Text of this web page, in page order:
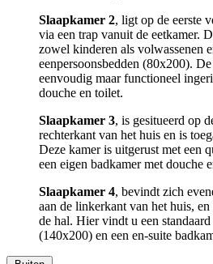
Slaapkamer 2, ligt op de eerste
via een trap vanuit de eetkamer.
zowel kinderen als volwassenen
eenpersoonsbedden (80x200).
eenvoudig maar functioneel
douche en toilet.
Slaapkamer 3, is gesitueerd op
rechterkant van het huis en is
Deze kamer is uitgerust met een
een eigen badkamer met douche
Slaapkamer 4, bevindt zich
aan de linkerkant van het huis,
de hal. Hier vindt u een
(140x200) en een en-suite